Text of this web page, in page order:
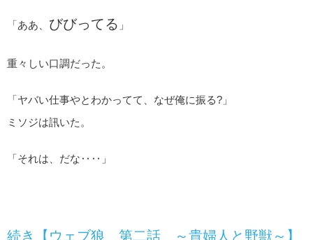
「ああ、 びびってる 」
重々しい口調だった。
「ヤバい仕事やとわかってて、なぜ俺に振る?」
ミソジは訊いた。
「それは、だな‥‥」
続き【ウェブ狼 第二話 ～貴婦人と野獣～】